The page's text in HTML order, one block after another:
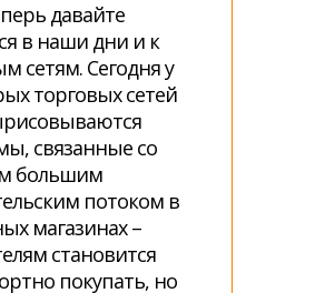
давайте
в наши дни и к
сетям. Сегодня у
торговых сетей
связанные со
большим
потоком в
магазинах –
становится
покупать, но